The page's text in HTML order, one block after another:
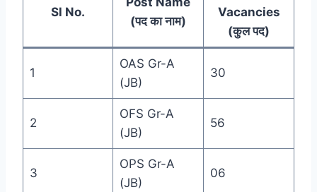
Sl No.
(पद का नाम)
Vacancies
(कुल पद)
1
OAS Gr-A
(JB)
30
2
OFS Gr-A
(JB)
56
3
OPS Gr-A
(JB)
06